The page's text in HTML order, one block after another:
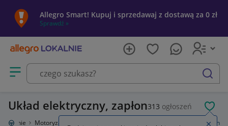
Allegro Smart! Kupuj i sprzedawaj z dostawą za 0 zł
Sprawdź »
Otwórz menu z kategoriami
szukaj
Układ elektryczny, zapłon313 ogłoszeń
Lokalnie Motoryzacja Układ elektryczny, zapłon